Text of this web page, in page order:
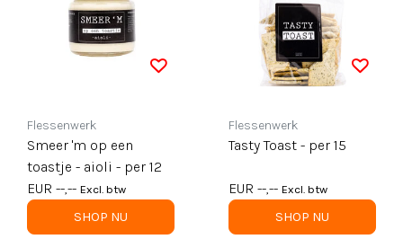
Flessenwerk
Smeer 'm op een
toastje - aioli - per 12
EUR --,-- Excl. btw
SHOP NU
Flessenwerk
Tasty Toast - per 15
EUR --,-- Excl. btw
SHOP NU